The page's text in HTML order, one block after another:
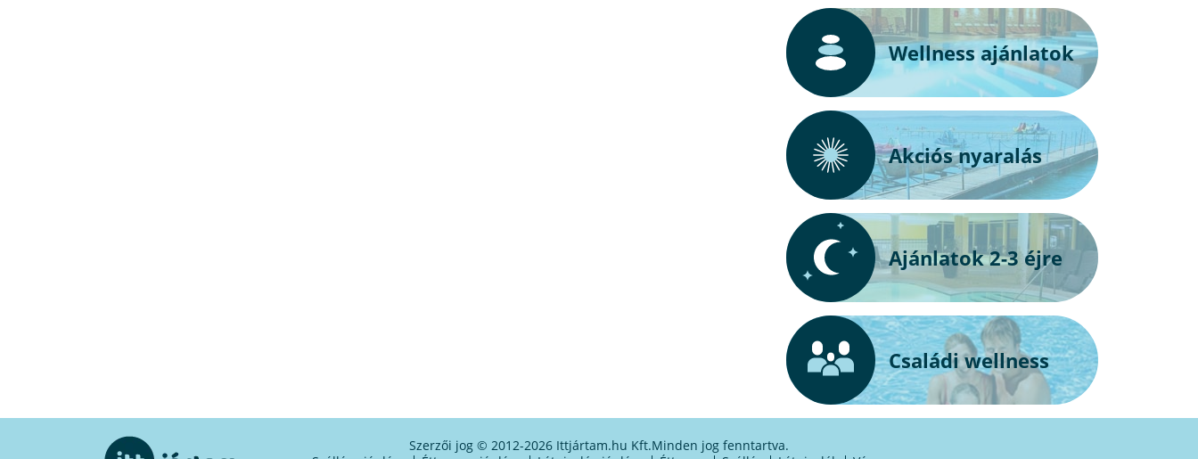
Wellness ajánlatok
Akciós nyaralás
Ajánlatok 2-3 éjre
Családi wellness
Szerzői jog © 2012-2026 Ittjártam.hu Kft.Minden jog fenntartva.